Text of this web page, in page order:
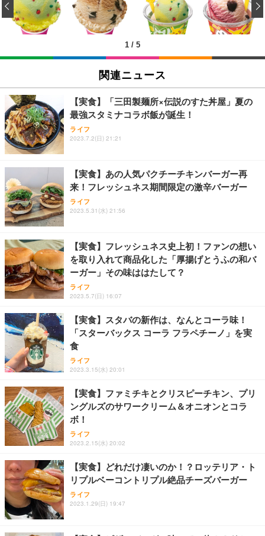
キング pc 事務椅子 360度回転 座面昇降 強化ナイロ
ン樹脂ベース 通気性メッシュ 在宅ワーク H-WY01
(黒網+黒枠+黒足)
￥5,699
SIHOO B100 オフィスチェア／デスクチェア メッシ
ュチェア 人間工学 疲れない ブラック
￥27,999
Sezlife オフィスチェア デスクチェア 疲れない テレ
ワーク チェア 強化バックレスト 30度ロッキング機
能 人間工学 椅子 腰サポート 90度跳ね上げ式アーム
ョン PCチェア 通気性メッシュ ゲーミング/勉強/事
務用 おしゃれ パソコンチェア (ブラック)
Sezlife オフィスチェア デスクチェア 疲れない テレ
ワーク チェア 強化バックレスト 30度ロッキング機
能 人間工学 椅子 腰サポート 90度跳ね上げ式アーム
務用 おしゃれ パソコンチェア (ホワイト)
ANDWINT オフィスチェア デスクチェア 肘なし メ
ッシュ 通気性 ランバーサポート付き 腰サポート ガ
ス圧無段階昇降 360度回転 キャスター付き コンパク
ト 幅52×奥行58.5×高さ84～96cm テレワーク 在宅
￥4,139
イト
￥105,595
EIZO ビジネス向けプレミアムモニター | FlexScan
￥109,572
【純正品】27"ゲーミングモニター DualSense 充電
フック付き（CFI-ZDM1J）
【整備済み品】Dell E2724HS 27インチ 液晶モニタ
ー フルHD（1920×1080）VA 非光沢 HDMI/DisplayP
ort/VGA スピーカー内蔵 高さ調整 スイベル VESA対
【MiniLED/24.5inch/280Hz/FHD】GRAPHT THE S
HOOTER Gaming Monitor 24” Essential ゲーミン
グモニター QD 24.5インチ 1ms FHD 量子ドット 残
像低減 (3年保証 | 輝点保証 | 日本メーカー)
￥34,980
￥3,373
Amazonベーシック ペットシーツ 厚型 ワイド 42枚
x2袋(84枚) ホワイト(吸収面:ライトブルー)
￥3,234
ネオ・ルーライフ ネオ・オムツ L 中型犬用 26枚入
り 単品
Smart Basic(スマートベーシック) 【Amazon.co.jp
限定】 Smart Basic アイリスオーヤマ ペットシーツ
超厚型 お徳用 ワイド 100枚入 (x 1) (ケース販売)
アイリスオーヤマ ペットシーツ 超厚型 お徳用 レギ
ュラー 200枚入【Amazon.co.jp限定】
￥3,731
1 / 5
‹
関連ニュース
【実食】「三田製麺所×伝説のすた丼屋」夏の
最強スタミナコラボ飯が誕生！
ライフ
2023.7.2(日) 21:21
【実食】あの人気パクチーチキンバーガー再
来！フレッシュネス期間限定の激辛バーガー
ライフ
2023.5.31(水) 21:56
【実食】フレッシュネス史上初！ファンの想い
を取り入れて商品化した「厚揚げとうふの和バ
ーガー」その味ははたして？
ライフ
2023.5.7(日) 16:07
【実食】スタバの新作は、なんとコーラ味！
「スターバックス コーラ フラペチーノ」を実
食
ライフ
2023.3.15(水) 20:01
【実食】ファミチキとクリスピーチキン、プリ
ングルズのサワークリーム＆オニオンとコラ
ボ！
ライフ
2023.2.15(水) 20:02
【実食】どれだけ凄いのか！？ロッテリア・ト
リプルベーコントリプル絶品チーズバーガー
ライフ
2023.1.29(日) 19:47